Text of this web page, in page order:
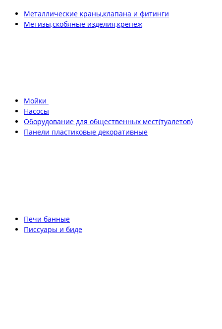
Металлические краны,клапана и фитинги
Метизы,скобяные изделия,крепеж
Мойки
Насосы
Оборудование для общественных мест(туалетов)
Панели пластиковые декоративные
Печи банные
Писсуары и биде